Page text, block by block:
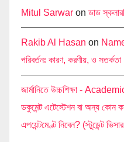
Mitul Sarwar on ডাড
Rakib Al Hasan on
পরিবর্তনঃ কারণ, করণীয়, ও সতর্কতা
জার্মানিতে উচ্চশিক্ষা -
ডকুমেন্ট এটেস্টেশন বা অন্য কোন
এপয়েন্টমেণ্ট নিবেন? (স্টুডেন্ট